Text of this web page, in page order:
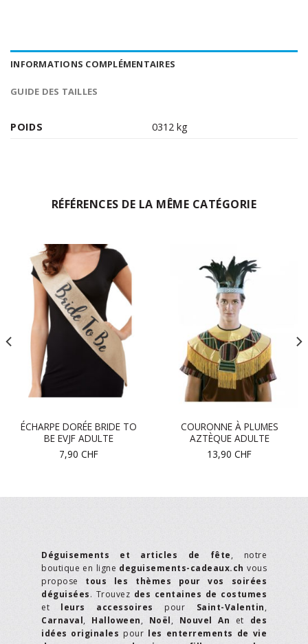
INFORMATIONS COMPLÉMENTAIRES
GUIDE DES TAILLES
POIDS 0312 kg
RÉFÉRENCES DE LA MÊME CATÉGORIE
ÉCHARPE DORÉE BRIDE TO
BE EVJF ADULTE
7,90 CHF
COURONNE À PLUMES
AZTÈQUE ADULTE
13,90 CHF
Déguisements et articles de fête, notre
boutique en ligne deguisements-cadeaux.ch vous
propose tous les thèmes pour vos soirées
déguisées. Trouvez des centaines de costumes
et leurs accessoires pour Saint-Valentin,
Carnaval, Halloween, Noël, Nouvel An et des
idées originales pour les enterrements de vie